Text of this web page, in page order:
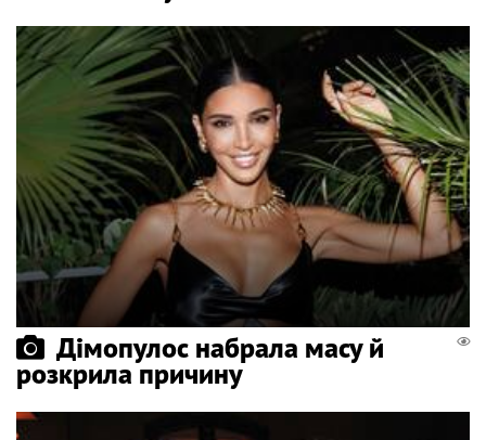
Дімопулос набрала масу й
розкрила причину